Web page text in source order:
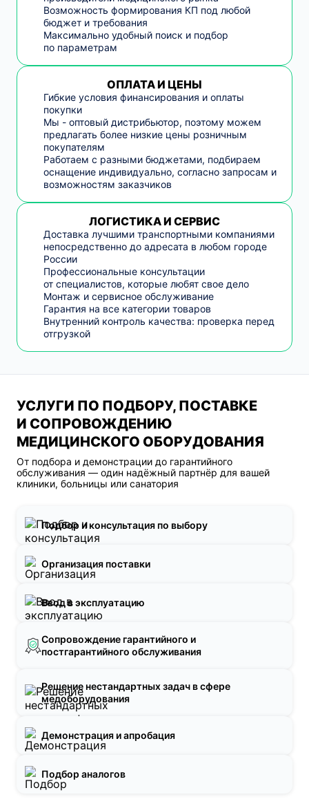
Возможность формирования КП под любой
бюджет и требования
Максимально удобный поиск и подбор
по параметрам
ОПЛАТА И ЦЕНЫ
Гибкие условия финансирования и оплаты
покупки
Мы - оптовый дистрибьютор, поэтому можем
предлагать более низкие цены розничным
покупателям
Работаем с разными бюджетами, подбираем
оснащение индивидуально, согласно запросам и
возможностям заказчиков
ЛОГИСТИКА И СЕРВИС
Доставка лучшими транспортными компаниями
непосредственно до адресата в любом городе
России
Профессиональные консультации
от специалистов, которые любят свое дело
Монтаж и сервисное обслуживание
Гарантия на все категории товаров
Внутренний контроль качества: проверка перед
отгрузкой
УСЛУГИ ПО ПОДБОРУ, ПОСТАВКЕ
И СОПРОВОЖДЕНИЮ
МЕДИЦИНСКОГО ОБОРУДОВАНИЯ
От подбора и демонстрации до гарантийного
обслуживания — один надёжный партнёр для вашей
клиники, больницы или санатория
Подбор и консультация по выбору
Организация поставки
Ввод в эксплуатацию
Сопровождение гарантийного и
постгарантийного обслуживания
Решение нестандартных задач в сфере
медоборудования
Демонстрация и апробация
Подбор аналогов